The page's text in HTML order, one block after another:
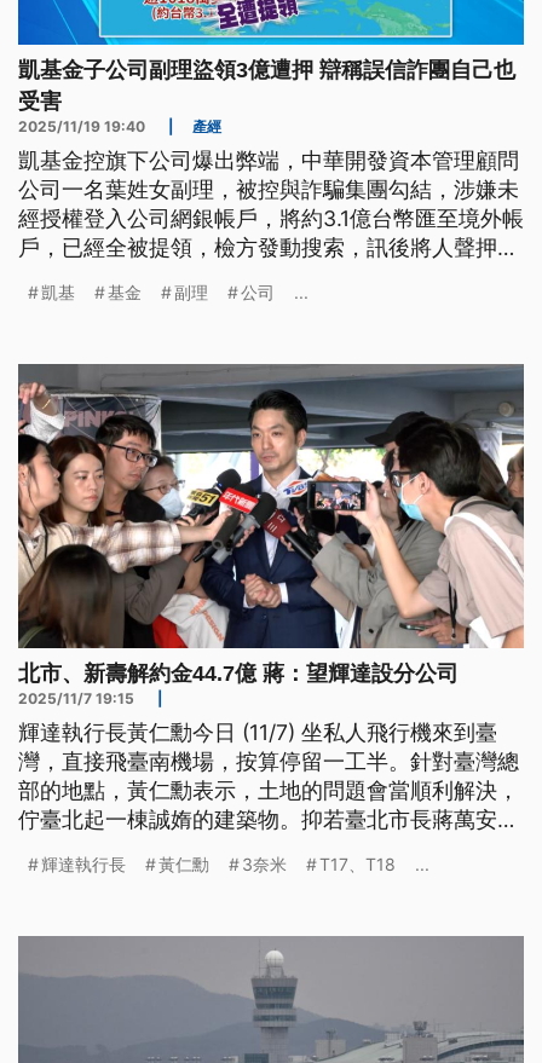
凱基金子公司副理盜領3億遭押 辯稱誤信詐團自己也
受害
2025/11/19 19:40 產經
凱基金控旗下公司爆出弊端，中華開發資本管理顧問
公司一名葉姓女副理，被控與詐騙集團勾結，涉嫌未
經授權登入公司網銀帳戶，將約3.1億台幣匯至境外帳
戶，已經全被提領，檢方發動搜索，訊後將人聲押禁
導；而凱基金發重訊說明，屬於單一員工的犯罪行
凱基 基金 副理 公司 ...
北市、新壽解約金44.7億 蔣：望輝達設分公司
2025/11/7 19:15
輝達執行長黃仁勳今日 (11/7) 坐私人飛行機來到臺
灣，直接飛臺南機場，按算停留一工半。針對臺灣總
部的地點，黃仁勳表示，土地的問題會當順利解決，
佇臺北起一棟誠媠的建築物。抑若臺北市長蔣萬安是
予地方產業和稅收攏會當提升。（新聞標題、導言為
輝達執行長 黃仁勳 3奈米 T17、T18 ...